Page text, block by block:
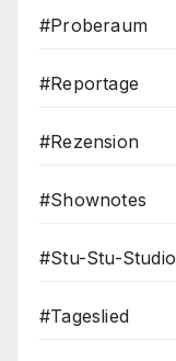
#Proberaum
#Reportage
#Rezension
#Shownotes
#Stu-Stu-Studio
#Tageslied